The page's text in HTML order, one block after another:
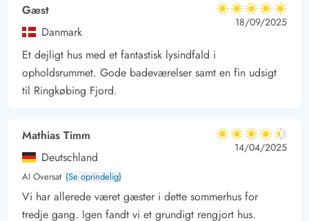
Gæst
Danmark
5 ud af 5
5 ud af 5
5 out of 5
18/09/2025
Et dejligt hus med et fantastisk lysindfald i
opholdsrummet. Gode badeværelser samt en fin udsigt
til Ringkøbing Fjord.
Mathias Timm
Deutschland
AI Oversat (Se oprindelig)
4.5 ud af 5
4.5 ud af 5
4.5 out of 5
14/04/2025
Vi har allerede været gæster i dette sommerhus for
tredje gang. Igen fandt vi et grundigt rengjort hus.